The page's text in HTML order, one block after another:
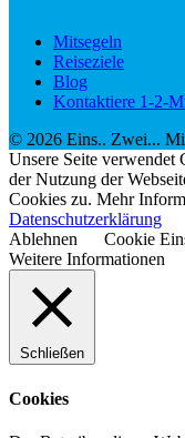
Mitsegeln
Reiseziele
Blog
Kontaktiere 1-2-
© 2026 Eins.. Zwei...
Unsere Seite
der Nutzung der
Cookies zu. Mehr
Datenschutzerklärung
Ablehnen
Cookie
Weitere Informationen
Schließen
Cookies